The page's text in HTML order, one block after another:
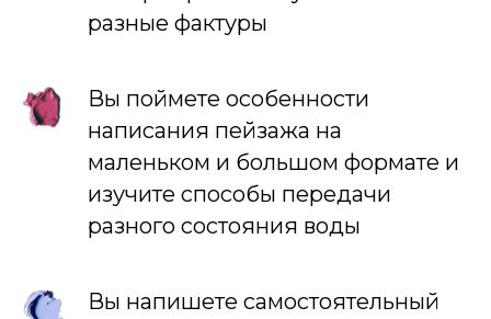
разные фактуры
Вы поймете особенности
написания пейзажа на
маленьком и большом формате и
изучите способы передачи
разного состояния воды
Вы напишете самостоятельный